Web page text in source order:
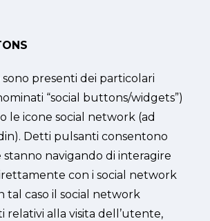
presenti dei particolari
“social buttons/widgets”)
le icone social network (ad
Detti pulsanti consentono
navigando di interagire
con i social network
tal caso il social network
relativi alla visita dell’utente,